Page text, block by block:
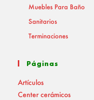
Muebles Para Baño
Sanitarios
Terminaciones
Páginas
Artículos
Center cerámicos